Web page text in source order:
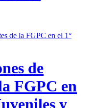
de
FGPC en
y